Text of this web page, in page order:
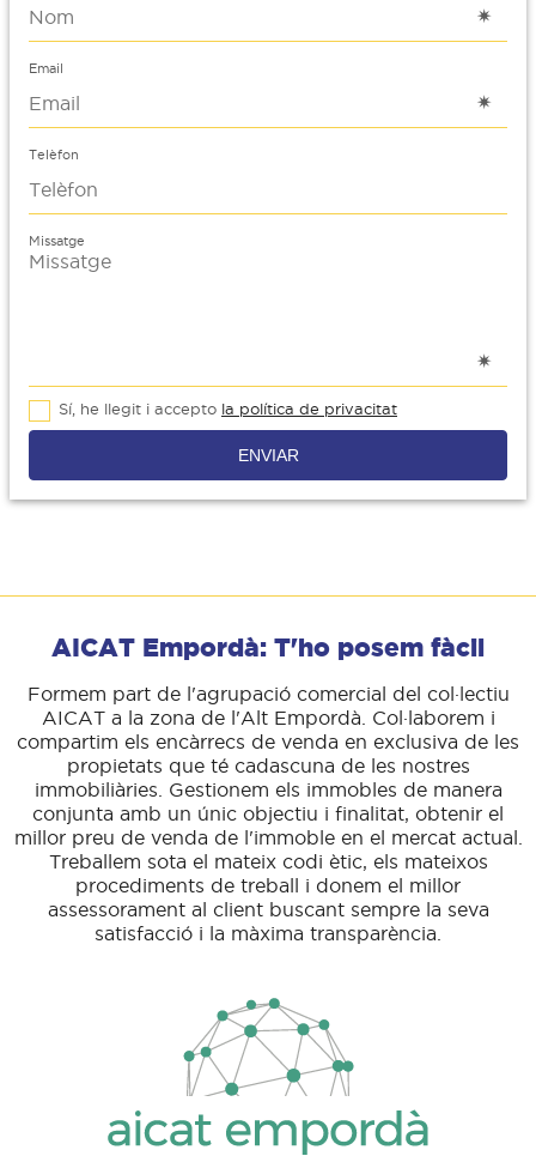
Email
Telèfon
Missatge
Sí, he llegit i accepto la política de privacitat
ENVIAR
AICAT Empordà: T'ho posem fàcil
Formem part de l'agrupació comercial del col·lectiu
AICAT a la zona de l'Alt Empordà. Col·laborem i
compartim els encàrrecs de venda en exclusiva de les
propietats que té cadascuna de les nostres
immobiliàries. Gestionem els immobles de manera
conjunta amb un únic objectiu i finalitat, obtenir el
millor preu de venda de l'immoble en el mercat actual.
Treballem sota el mateix codi ètic, els mateixos
procediments de treball i donem el millor
assessorament al client buscant sempre la seva
satisfacció i la màxima transparència.